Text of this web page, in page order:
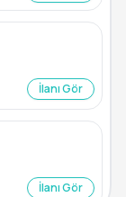
İlanı Gör
İlanı Gör